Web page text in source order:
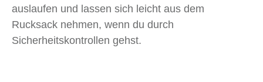
auslaufen und lassen sich leicht aus dem
Rucksack nehmen, wenn du durch
Sicherheitskontrollen gehst.